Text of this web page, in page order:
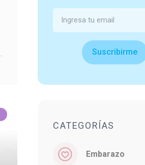
Suscribirme
CATEGORÍAS
Embarazo